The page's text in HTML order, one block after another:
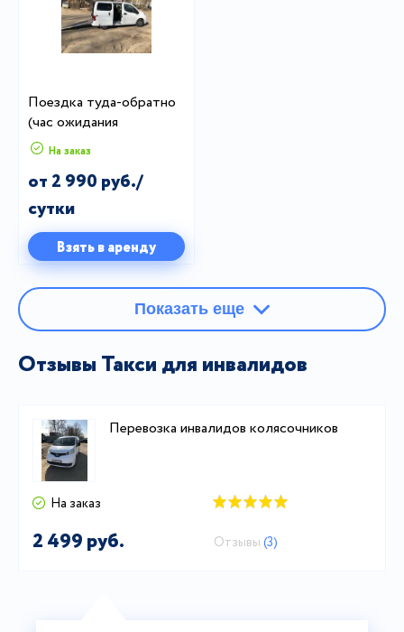
Поездка туда-обратно
(час ожидания
бесплатно)
На заказ
от 2 990 руб./
сутки
Взять в аренду
Показать еще
Отзывы Такси для инвалидов
Перевозка инвалидов колясочников
На заказ
2 499 руб. Отзывы (3)